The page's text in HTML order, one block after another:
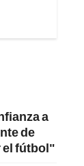
a
de
el fútbol"